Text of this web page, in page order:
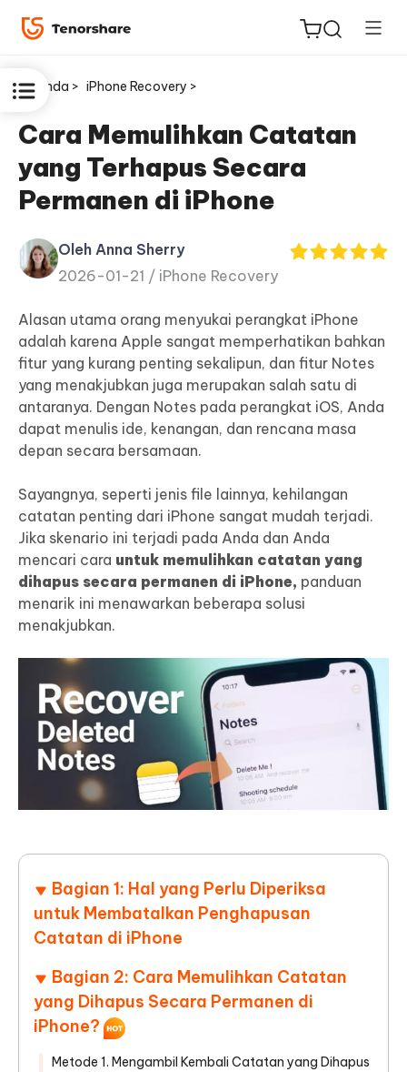
ReiBoot
untuk
iOS
Tenorshare
iAnyGo
Beranda > iPhone Recovery >
Cara Memulihkan Catatan
yang Terhapus Secara
Permanen di iPhone
Oleh Anna Sherry
2026-01-21 / iPhone Recovery
Alasan utama orang menyukai perangkat iPhone
adalah karena Apple sangat memperhatikan bahkan
fitur yang kurang penting sekalipun, dan fitur Notes
yang menakjubkan juga merupakan salah satu di
antaranya. Dengan Notes pada perangkat iOS, Anda
dapat menulis ide, kenangan, dan rencana masa
depan secara bersamaan.
Sayangnya, seperti jenis file lainnya, kehilangan
catatan penting dari iPhone sangat mudah terjadi.
Jika skenario ini terjadi pada Anda dan Anda
mencari cara untuk memulihkan catatan yang
dihapus secara permanen di iPhone, panduan
menarik ini menawarkan beberapa solusi
menakjubkan.
Bagian 1: Hal yang Perlu Diperiksa
untuk Membatalkan Penghapusan
Catatan di iPhone
Bagian 2: Cara Memulihkan Catatan
yang Dihapus Secara Permanen di
iPhone?
Metode 1. Mengambil Kembali Catatan yang Dihapus